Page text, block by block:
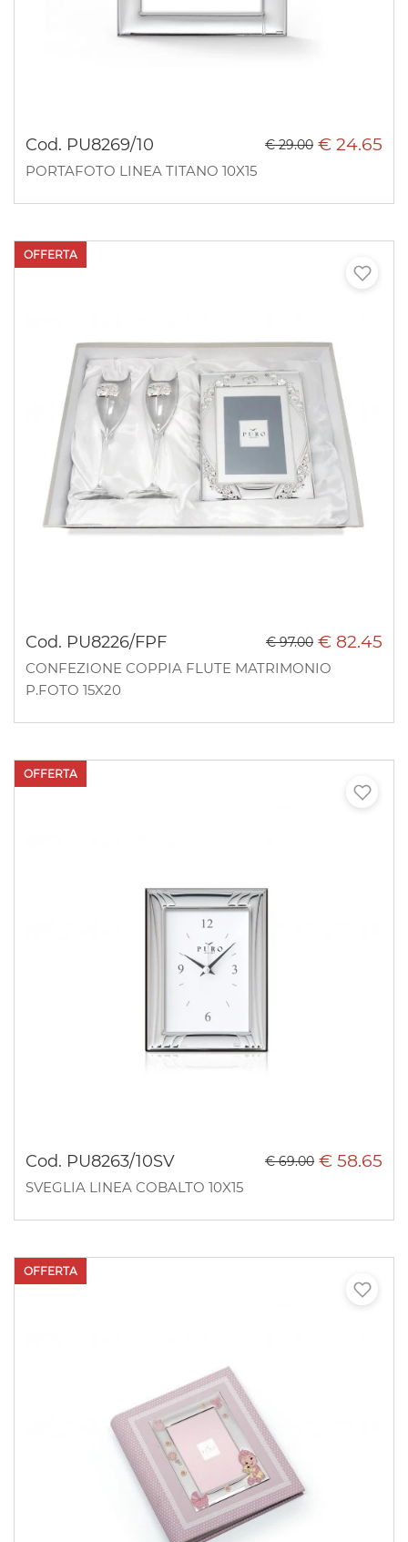
Cod. PU8269/10 € 24.65
€ 29.00
PORTAFOTO LINEA TITANO 10X15
Cod. PU8226/FPF € 82.45
€ 97.00
CONFEZIONE COPPIA FLUTE MATRIMONIO
P.FOTO 15X20
Cod. PU8263/10SV € 58.65
€ 69.00
SVEGLIA LINEA COBALTO 10X15